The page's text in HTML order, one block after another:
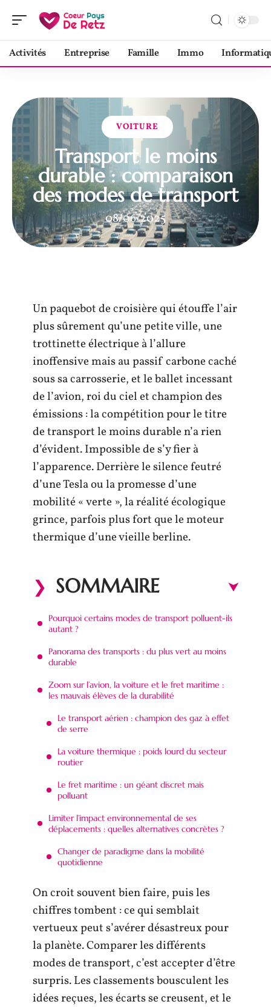
Activités Entreprise Famille Immo
VOITURE
Transport le moins
durable : comparaison
des modes de transport
08/06/2025
Un paquebot de croisière qui étouffe l’air
plus sûrement qu’une petite ville, une
trottinette électrique à l’allure
inoffensive mais au passif carbone caché
sous sa carrosserie, et le ballet incessant
de l’avion, roi du ciel et champion des
émissions : la compétition pour le titre
de transport le moins durable n’a rien
d’évident. Impossible de s’y fier à
l’apparence. Derrière le silence feutré
d’une Tesla ou la promesse d’une
mobilité « verte », la réalité écologique
grince, parfois plus fort que le moteur
thermique d’une vieille berline.
SOMMAIRE
Pourquoi certains modes de transport polluent-ils
autant ?
Panorama des transports : du plus vert au moins
durable
Zoom sur l’avion, la voiture et le fret maritime :
les mauvais élèves de la durabilité
Le transport aérien : champion des gaz à effet
de serre
La voiture thermique : poids lourd du secteur
routier
Le fret maritime : un géant discret mais
polluant
Limiter l’impact environnemental de ses
déplacements : quelles alternatives concrètes ?
Changer de paradigme dans la mobilité
quotidienne
On croit souvent bien faire, puis les
chiffres tombent : ce qui semblait
vertueux peut s’avérer désastreux pour
la planète. Comparer les différents
modes de transport, c’est accepter d’être
surpris. Les classements bousculent les
idées reçues, les écarts se creusent, et le